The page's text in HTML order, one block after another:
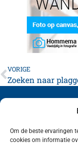
Om de beste ervaringen
cookies om informatie
VORIGE